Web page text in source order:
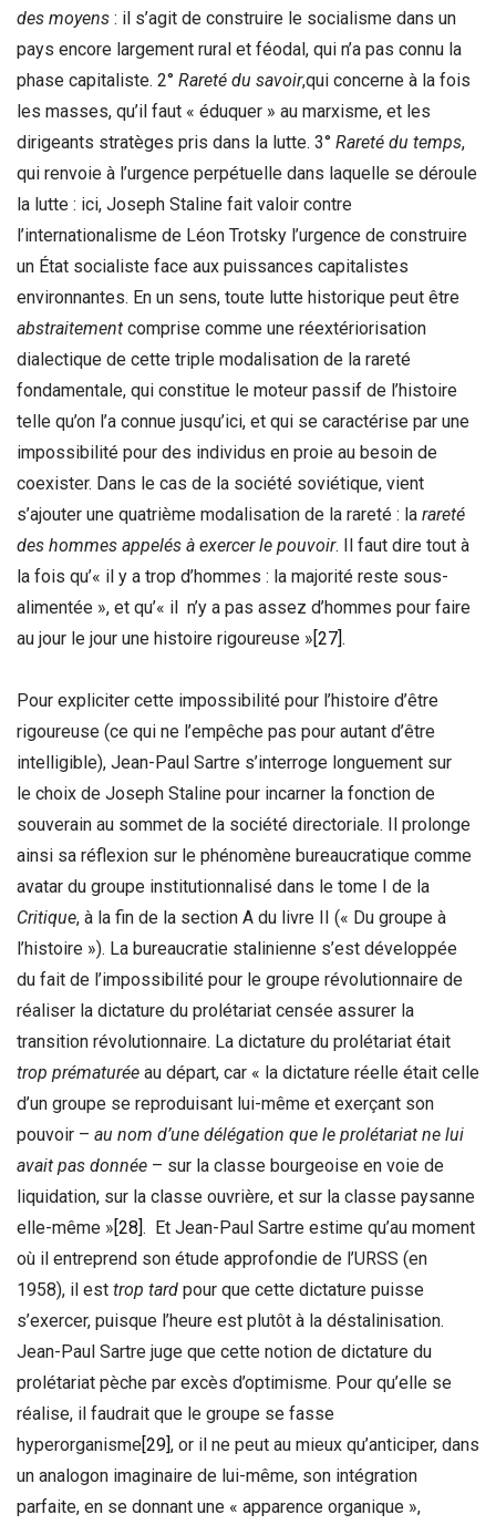
des moyens : il s’agit de construire le socialisme dans un
pays encore largement rural et féodal, qui n’a pas connu la
phase capitaliste. 2° Rareté du savoir,qui concerne à la fois
les masses, qu’il faut « éduquer » au marxisme, et les
dirigeants stratèges pris dans la lutte. 3° Rareté du temps,
qui renvoie à l’urgence perpétuelle dans laquelle se déroule
la lutte : ici, Joseph Staline fait valoir contre
l’internationalisme de Léon Trotsky l’urgence de construire
un État socialiste face aux puissances capitalistes
environnantes. En un sens, toute lutte historique peut être
abstraitement comprise comme une réextériorisation
dialectique de cette triple modalisation de la rareté
fondamentale, qui constitue le moteur passif de l’histoire
telle qu’on l’a connue jusqu’ici, et qui se caractérise par une
impossibilité pour des individus en proie au besoin de
coexister. Dans le cas de la société soviétique, vient
s’ajouter une quatrième modalisation de la rareté : la rareté
des hommes appelés à exercer le pouvoir. Il faut dire tout à
la fois qu’« il y a trop d’hommes : la majorité reste sous-
alimentée », et qu’« il n’y a pas assez d’hommes pour faire
au jour le jour une histoire rigoureuse » [27] .
Pour expliciter cette impossibilité pour l’histoire d’être
rigoureuse (ce qui ne l’empêche pas pour autant d’être
intelligible), Jean-Paul Sartre s’interroge longuement sur
le choix de Joseph Staline pour incarner la fonction de
souverain au sommet de la société directoriale. Il prolonge
ainsi sa réflexion sur le phénomène bureaucratique comme
avatar du groupe institutionnalisé dans le tome I de la
Critique, à la fin de la section A du livre II (« Du groupe à
l’histoire »). La bureaucratie stalinienne s’est développée
du fait de l’impossibilité pour le groupe révolutionnaire de
réaliser la dictature du prolétariat censée assurer la
transition révolutionnaire. La dictature du prolétariat était
trop prématurée au départ, car « la dictature réelle était celle
d’un groupe se reproduisant lui-même et exerçant son
pouvoir – au nom d’une délégation que le prolétariat ne lui
avait pas donnée – sur la classe bourgeoise en voie de
liquidation, sur la classe ouvrière, et sur la classe paysanne
elle-même »[28]. Et Jean-Paul Sartre estime qu’au moment
où il entreprend son étude approfondie de l’URSS (en
1958), il est trop tard pour que cette dictature puisse
s’exercer, puisque l’heure est plutôt à la déstalinisation.
Jean-Paul Sartre juge que cette notion de dictature du
prolétariat pèche par excès d’optimisme. Pour qu’elle se
réalise, il faudrait que le groupe se fasse
hyperorganisme[29], or il ne peut au mieux qu’anticiper, dans
un analogon imaginaire de lui-même, son intégration
parfaite, en se donnant une « apparence organique »,